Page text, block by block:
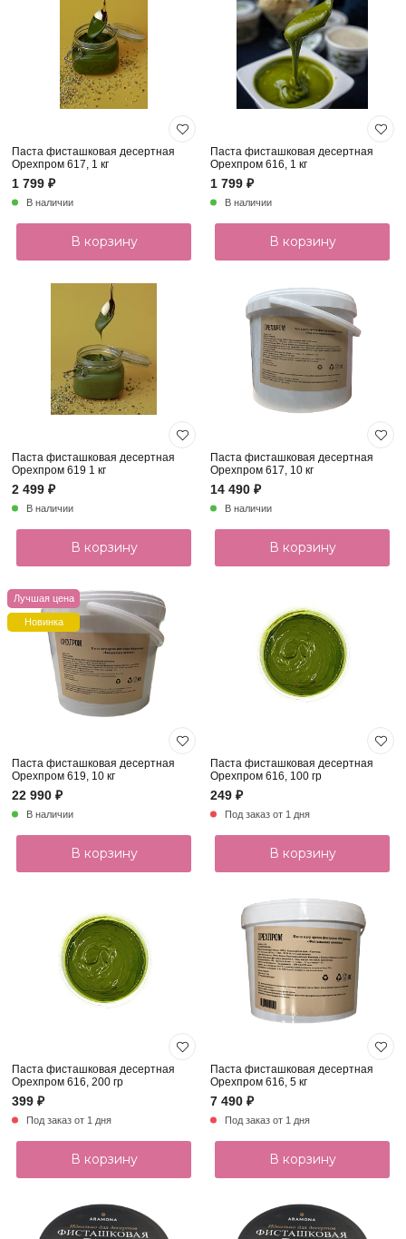
Паста фисташковая десертная
Орехпром 617, 1 кг
1 799 ₽
В наличии
В корзину
Паста фисташковая десертная
Орехпром 616, 1 кг
1 799 ₽
В наличии
В корзину
Паста фисташковая десертная
Орехпром 619 1 кг
2 499 ₽
В наличии
В корзину
Паста фисташковая десертная
Орехпром 617, 10 кг
14 490 ₽
В наличии
В корзину
Лучшая цена
Новинка
Паста фисташковая десертная
Орехпром 619, 10 кг
22 990 ₽
В наличии
В корзину
Паста фисташковая десертная
Орехпром 616, 100 гр
249 ₽
Под заказ от 1 дня
В корзину
Паста фисташковая десертная
Орехпром 616, 200 гр
399 ₽
Под заказ от 1 дня
В корзину
Паста фисташковая десертная
Орехпром 616, 5 кг
7 490 ₽
Под заказ от 1 дня
В корзину